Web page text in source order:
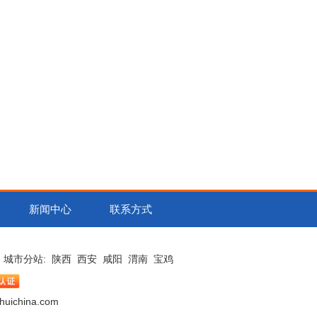
新闻中心 联系方式
城市分站: 陕西 西安 咸阳 渭南 宝鸡